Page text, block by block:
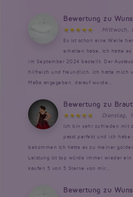
Bewertung zu
Mittwoch,
Es ist schon eine Weile
erhalten habe. Ich hatte
im September 2024 bestellt. Der
hilfreich und freundlich. Ich hatte mich
Maße angegeben, darauf wurde...
Bewertung zu
Dienstag,
Ich bin sehr zufrieden mit
passt perfekt und ich
bekommen Ich hatte es zu meiner
Leistung ist top würde immer wieder
kaufen 5 von 5 Sterne von mir...
Bewertung zu